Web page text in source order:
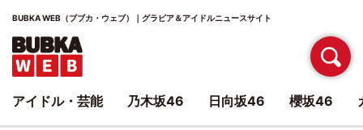
BUBKA WEB（ブブカ・ウェブ）｜グラビア＆アイドルニュースサイト
アイドル・芸能 乃木坂46 日向坂46 櫻坂46